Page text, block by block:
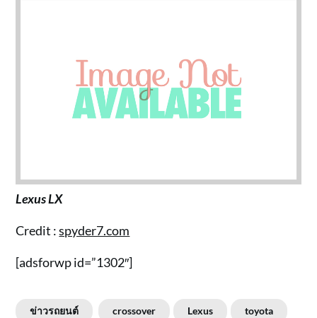
Lexus LX
Credit :spyder7.com
[adsforwp id=”1302″]
ข่าวรถยนต์ crossover Lexus toyota